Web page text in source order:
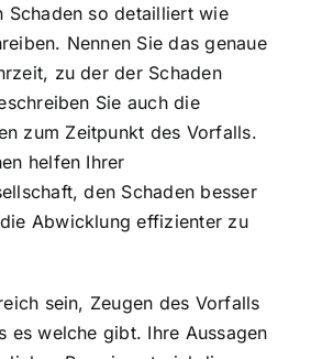
Schaden so detailliert wie
Nennen Sie das genaue
zu der der Schaden
Sie auch die
zum Zeitpunkt des Vorfalls.
helfen Ihrer
den Schaden besser
Abwicklung effizienter zu
sein, Zeugen des Vorfalls
es welche gibt. Ihre Aussagen